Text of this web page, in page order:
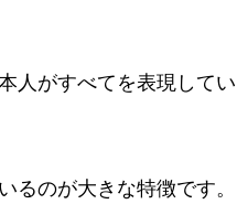
人がすべてを表現してい
るのが大きな特徴です。